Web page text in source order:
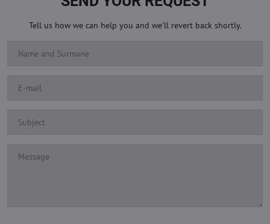
Tell us how we can help you and we'll revert back shortly.